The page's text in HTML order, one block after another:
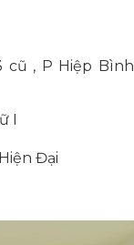
cũ , P Hiệp Bình
I
Đại